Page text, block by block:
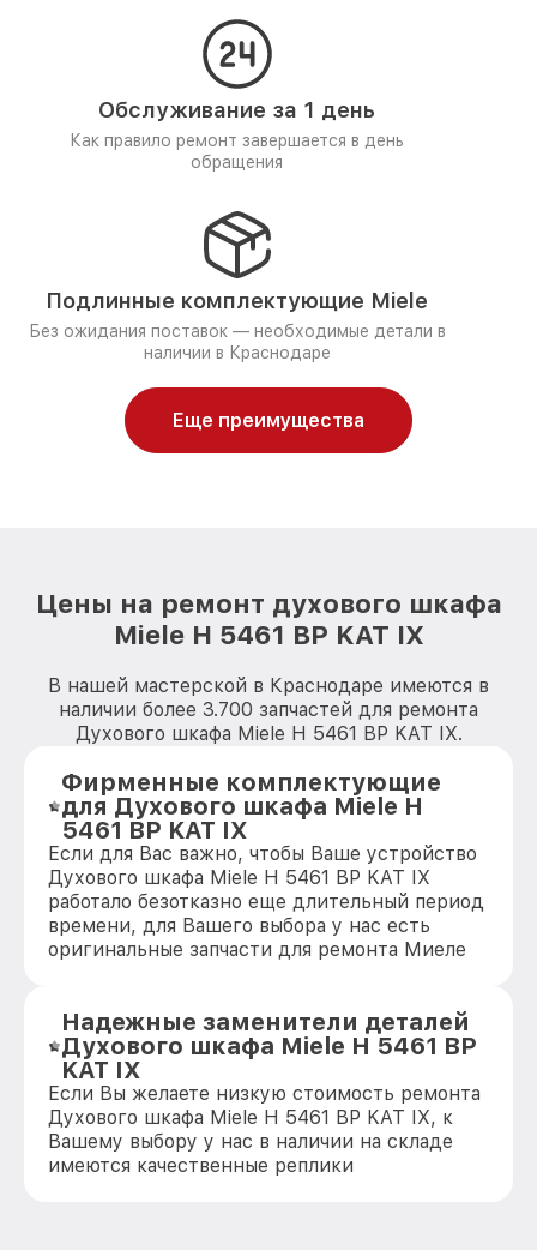
Обслуживание за 1 день
Как правило ремонт завершается в день
обращения
Подлинные комплектующие Miele
Без ожидания поставок — необходимые детали в
наличии в Краснодаре
Еще преимущества
Цены на ремонт духового шкафа
Miele H 5461 BP KAT IX
В нашей мастерской в Краснодаре имеются в
наличии более 3.700 запчастей для ремонта
Духового шкафа Miele H 5461 BP KAT IX.
Фирменные комплектующие
для Духового шкафа Miele H
5461 BP KAT IX
Если для Вас важно, чтобы Ваше устройство
Духового шкафа Miele H 5461 BP KAT IX
работало безотказно еще длительный период
времени, для Вашего выбора у нас есть
оригинальные запчасти для ремонта Миеле
Надежные заменители деталей
Духового шкафа Miele H 5461 BP
KAT IX
Если Вы желаете низкую стоимость ремонта
Духового шкафа Miele H 5461 BP KAT IX, к
Вашему выбору у нас в наличии на складе
имеются качественные реплики